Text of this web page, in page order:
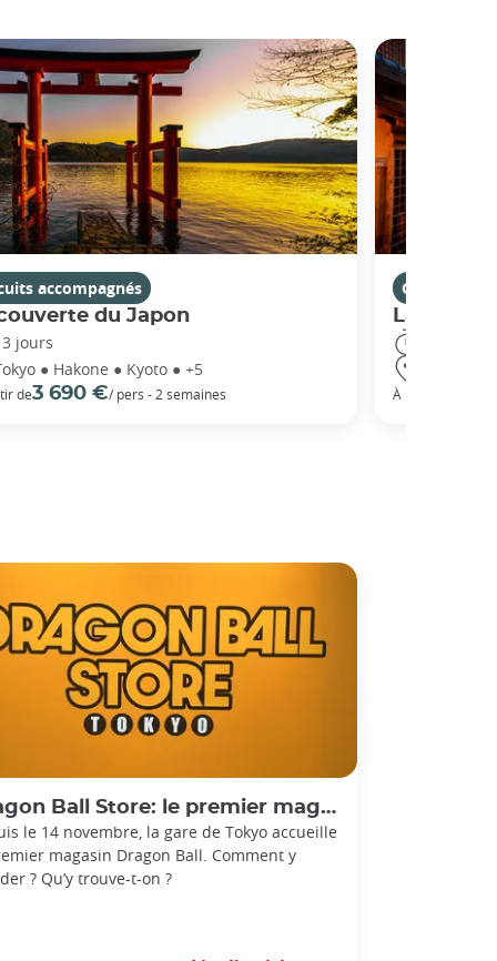
accompagnés
du Japon
jours
● Hakone ● Kyoto ● +5
de3 690 €/ pers - 2 semaines
Circuits
La Route
À partir de
Ball Store: le premier magasin Dragon Ball du Japon !
le 14 novembre, la gare de Tokyo accueille
magasin Dragon Ball. Comment y
? Qu’y trouve-t-on ?